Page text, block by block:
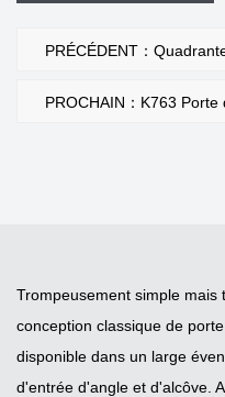
Trompeusement simple
conception classique de
disponible dans un large
d'entrée d'angle et d'alcôve.